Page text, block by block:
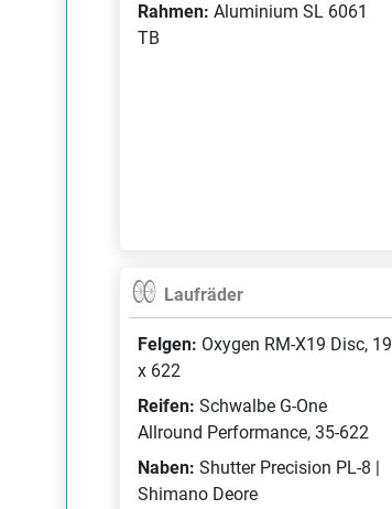
Rahmen: Aluminium SL 6061
TB
Laufräder
Felgen: Oxygen RM-X19 Disc, 19
x 622
Reifen: Schwalbe G-One
Allround Performance, 35-622
Naben: Shutter Precision PL-8 |
Shimano Deore